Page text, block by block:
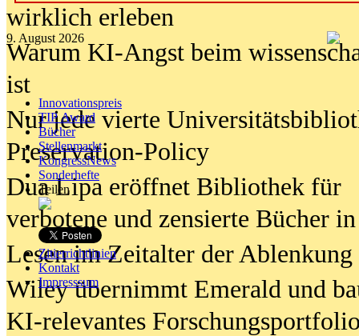
9. August 2026
Innovationspreis
TIP Award
Bücher
Stellenmarkt
KongressNews
Sonderhefte
Teilen
Zitierrichtlinien
Kontakt
Impresssum
wirklich erleben
Warum KI-Angst beim
ist
Nur jede vierte
Preservation-Policy
Dua Lipa eröffnet Bibliothek für
verbotene und zensierte Bücher
Lesen im Zeitalter der Ablenkung
Wiley übernimmt Emerald und
KI-relevantes